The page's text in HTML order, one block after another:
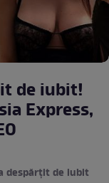
de iubit!
Express,
despărțit de iubit